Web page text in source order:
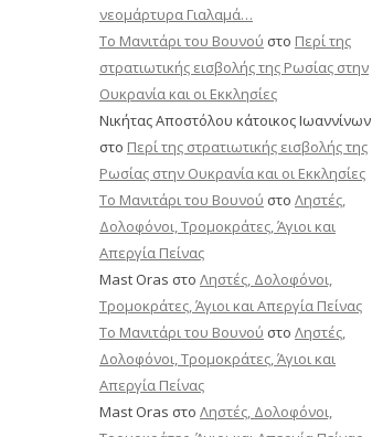
νεομάρτυρα Γιαλαμά…
Το Μανιτάρι του Βουνού στο Περί της
στρατιωτικής εισβολής της Ρωσίας στην
Ουκρανία και οι Εκκλησίες
Νικήτας Αποστόλου κάτοικος Ιωαννίνων
στο Περί της στρατιωτικής εισβολής της
Ρωσίας στην Ουκρανία και οι Εκκλησίες
Το Μανιτάρι του Βουνού στο Ληστές,
Δολοφόνοι, Τρομοκράτες, Άγιοι και
Απεργία Πείνας
Mast Oras στο Ληστές, Δολοφόνοι,
Τρομοκράτες, Άγιοι και Απεργία Πείνας
Το Μανιτάρι του Βουνού στο Ληστές,
Δολοφόνοι, Τρομοκράτες, Άγιοι και
Απεργία Πείνας
Mast Oras στο Ληστές, Δολοφόνοι,